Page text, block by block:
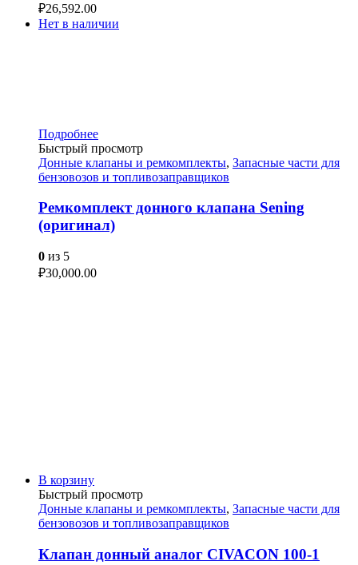
₽26,592.00
Нет в наличии
Подробнее
Быстрый просмотр
Донные клапаны и ремкомплекты, Запасные части для
бензовозов и топливозаправщиков
Ремкомплект донного клапана Sening
(оригинал)
0 из 5
₽30,000.00
В корзину
Быстрый просмотр
Донные клапаны и ремкомплекты, Запасные части для
бензовозов и топливозаправщиков
Клапан донный аналог CIVACON 100-1